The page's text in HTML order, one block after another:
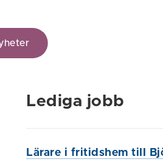
Lediga jobb
Lärare i fritidshem till